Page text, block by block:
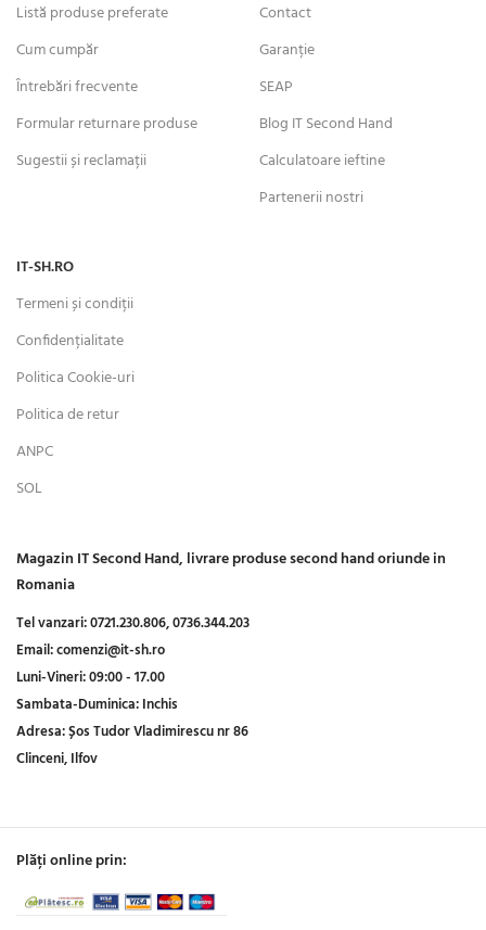
Listă produse preferate
Cum cumpăr
Întrebări frecvente
Formular returnare produse
Sugestii și reclamații
Contact
Garanție
SEAP
Blog IT Second Hand
Calculatoare ieftine
Partenerii nostri
IT-SH.RO
Termeni și condiții
Confidențialitate
Politica Cookie-uri
Politica de retur
ANPC
SOL
Magazin IT Second Hand, livrare produse second hand oriunde in
Romania
Tel vanzari:0721.230.806,0736.344.203
Email:comenzi@it-sh.ro
Luni-Vineri:09:00 - 17.00
Sambata-Duminica:Inchis
Adresa:Șos Tudor Vladimirescu nr 86
Clinceni, Ilfov
Plăți online prin: